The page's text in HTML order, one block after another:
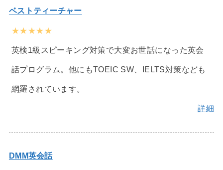
ベストティーチャー
★★★★★
英検1級スピーキング対策で大変お世話になった英会
話プログラム。他にもTOEIC SW、IELTS対策なども
網羅されています。
詳細
DMM英会話